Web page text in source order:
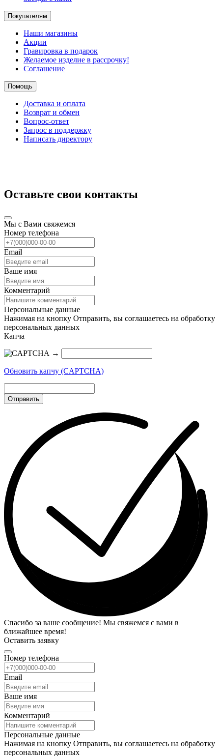
Покупателям
Наши магазины
Акции
Гравировка в подарок
Желаемое изделие в рассрочку!
Соглашение
Помощь
Доставка и оплата
Возврат и обмен
Вопрос-ответ
Запрос в поддержку
Написать директору
Оставьте свои контакты
Мы с Вами свяжемся
Номер телефона
Email
Ваше имя
Комментарий
Персональные данные
Нажимая на кнопку Отправить, вы соглашаетесь на обработку
персональных данных
Капча
→
Обновить капчу (CAPTCHA)
Отправить
Спасибо за ваше сообщение! Мы свяжемся с вами в
ближайшее время!
Оставить заявку
Номер телефона
Email
Ваше имя
Комментарий
Персональные данные
Нажимая на кнопку Отправить, вы соглашаетесь на обработку
персональных данных